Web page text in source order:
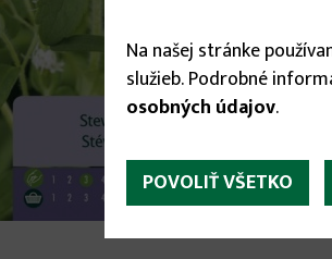
Na našej stránke
služieb. Podrobné
osobných údajov.
POVOLIŤ VŠETKO